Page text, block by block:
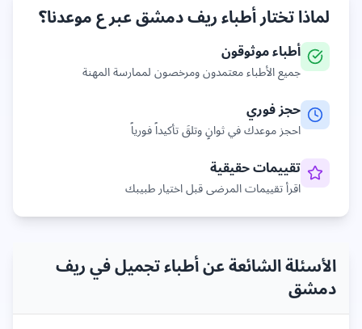
لماذا تختار أطباءريف دمشقعبر ع موعدنا؟
أطباء موثوقون
جميع الأطباء معتمدون ومرخصون لممارسة المهنة
حجز فوري
احجز موعدك في ثوانٍ وتلقَ تأكيداً فورياً
تقييمات حقيقية
اقرأ تقييمات المرضى قبل اختيار طبيبك
الأسئلة الشائعة عن أطباء تجميل في ريف
دمشق